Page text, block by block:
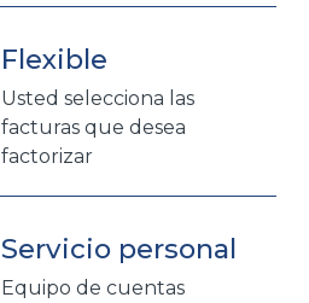
Flexible
Usted selecciona las
facturas que desea
factorizar
Servicio personal
Equipo de cuentas